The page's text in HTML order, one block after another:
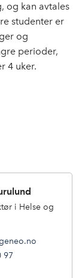
og kan avtales
studenter er
og
perioder,
4 uker.
i Helse og
97